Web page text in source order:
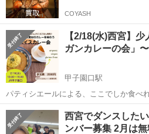
COYASH
【2/18(水)西宮】
ガンカレーの会」
甲子園口駅
パティシエールによる、ここでしか食べれない 【やさしいヴ
カレーの会】 〜 音の癒しも添えて〜 ほっと一息、からだも心もよろ
こぶごはん時間を。 オーガ
兵庫 西宮市 甲子園口駅 ワー
西宮でダンスした
ンバー募集 2月は無